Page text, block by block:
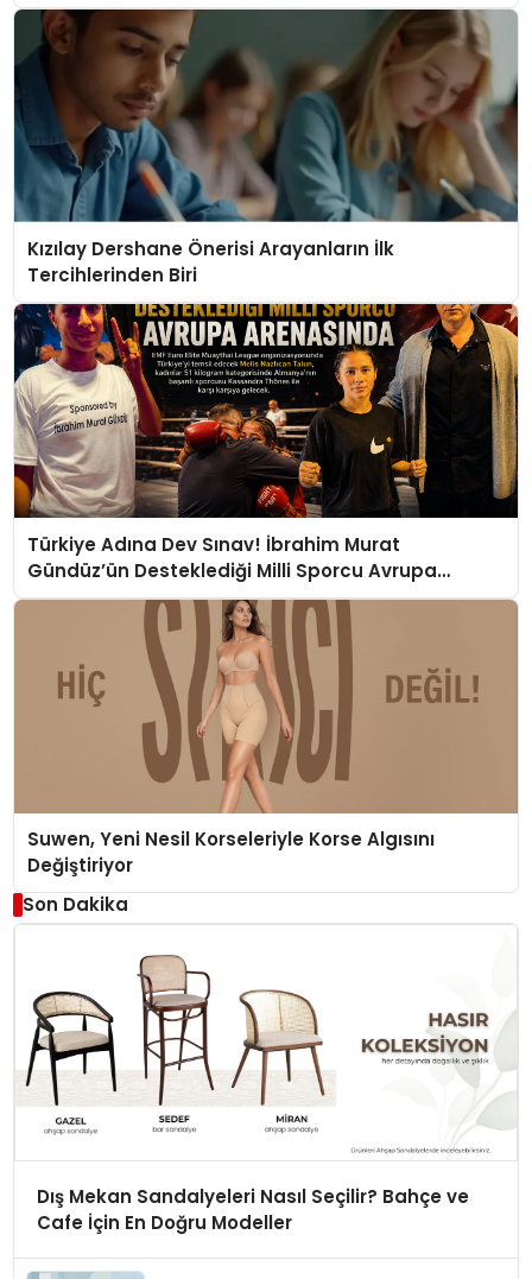
Kızılay Dershane Önerisi Arayanların İlk
Tercihlerinden Biri
Türkiye Adına Dev Sınav! İbrahim Murat
Gündüz’ün Desteklediği Milli Sporcu Avrupa
Arenasında
Suwen, Yeni Nesil Korseleriyle Korse Algısını
Değiştiriyor
Son Dakika
Dış Mekan Sandalyeleri Nasıl Seçilir? Bahçe ve
Cafe İçin En Doğru Modeller